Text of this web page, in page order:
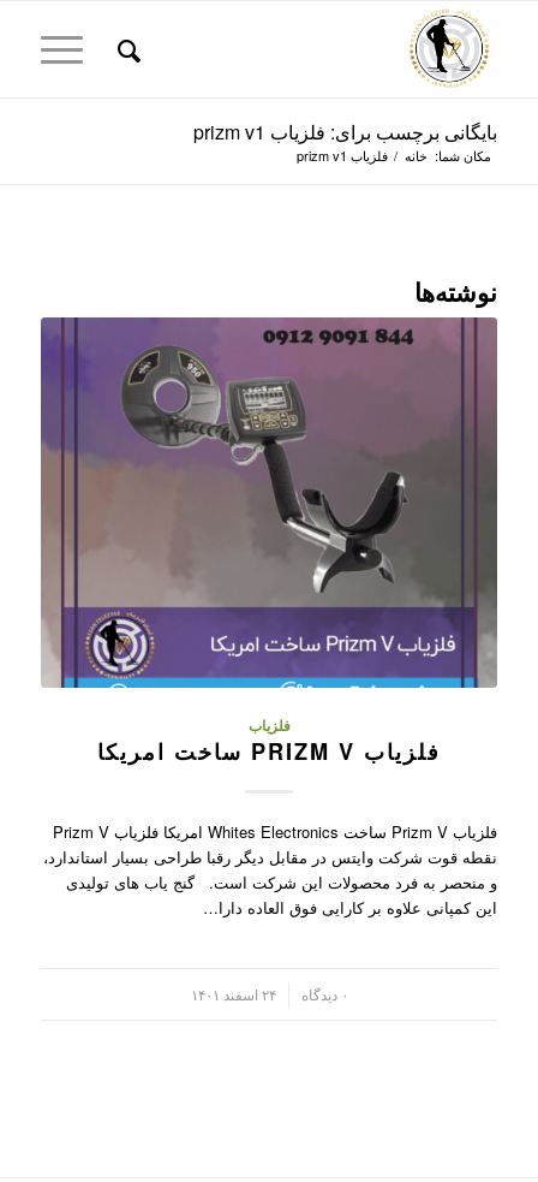
بایگانی برچسب برای: فلزیاب prizm v1
مکان شما: خانه / فلزیاب prizm v1
نوشته‌ها
فلزیاب
فلزیاب PRIZM V ساخت امریکا
نقطه قوت شرکت وایتس در مقابل دیگر رقبا طراحی بسیار استاندارد،
و منحصر به فرد محصولات این شرکت است. گنج یاب های تولیدی
این کمپانی علاوه بر کارایی فوق العاده دارا…
۰ دیدگاه ۲۴ اسفند ۱۴۰۱